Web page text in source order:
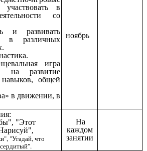
участвовать в
со
и развивать
в различных
игра
на развитие
общей
в движении, в
ноябрь
"Этот
"Угадай, что
На
каждом
занятии